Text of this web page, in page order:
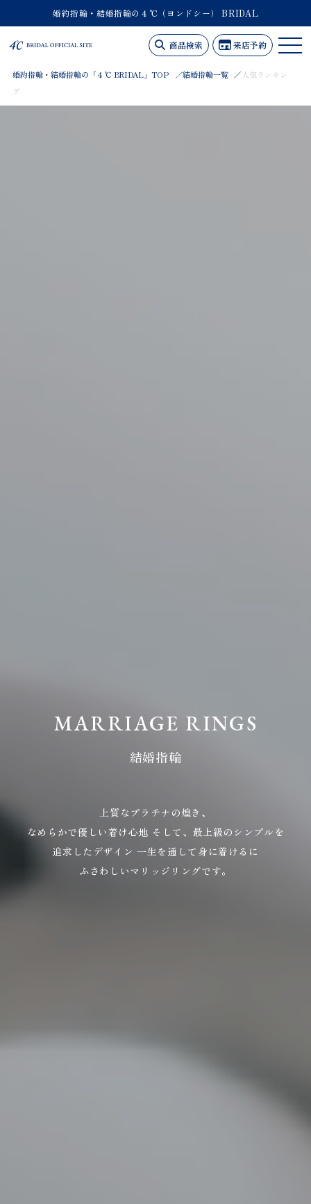
婚約指輪・結婚指輪の４℃（ヨンドシー） BRIDAL
商品検索 来店予約
婚約指輪・結婚指輪の「４℃ BRIDAL」TOP 結婚指輪一覧
人気ランキン
グ
MARRIAGE RINGS
結婚指輪
上質なプラチナの煌き、
なめらかで優しい着け心地 そして、最上級のシンプルを
追求したデザイン 一生を通して身に着けるに
ふさわしいマリッジリングです。